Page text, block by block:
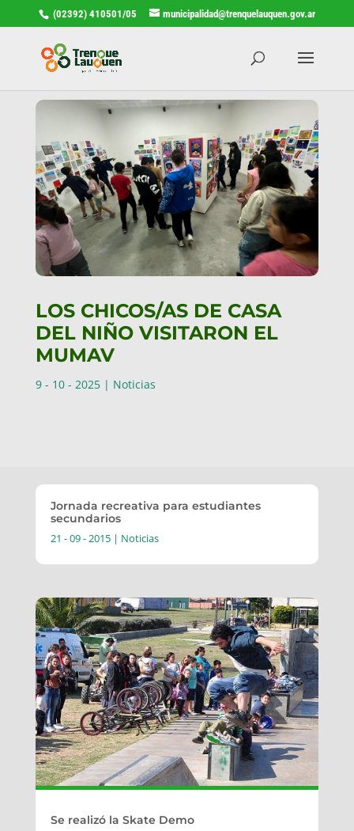
(02392) 410501/05 municipalidad@trenquelauquen.gov.ar
LOS CHICOS/AS DE CASA
DEL NIÑO VISITARON EL
MUMAV
9 - 10 - 2025| Noticias
Jornada recreativa para estudiantes
secundarios
21 - 09 - 2015| Noticias
Se realizó la Skate Demo